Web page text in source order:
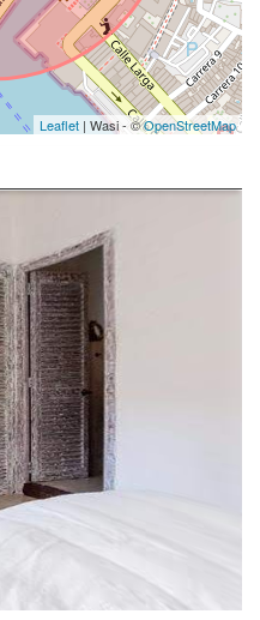
Leaflet | Wasi - ©OpenStreetMap